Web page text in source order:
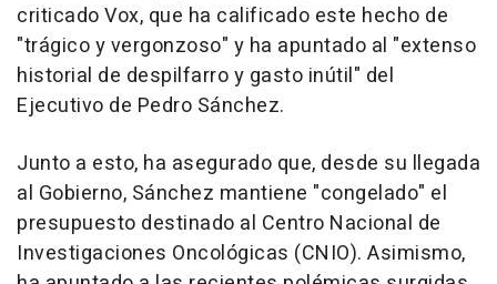
criticado Vox, que ha calificado este hecho de
"trágico y vergonzoso" y ha apuntado al "extenso
historial de despilfarro y gasto inútil" del
Ejecutivo de Pedro Sánchez.
Junto a esto, ha asegurado que, desde su llegada
al Gobierno, Sánchez mantiene "congelado" el
presupuesto destinado al Centro Nacional de
Investigaciones Oncológicas (CNIO). Asimismo,